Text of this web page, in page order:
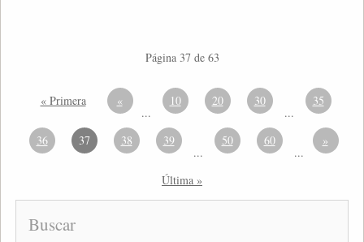
Página 37 de 63
« Primera «
...
10 20 30
...
35
36 37 38 39
...
50 60
...
»
Última »
Buscar